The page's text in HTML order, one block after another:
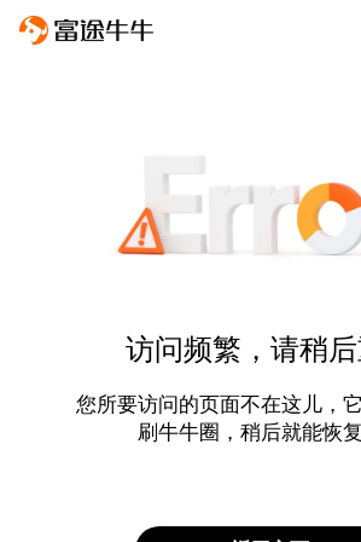
访问频繁，请稍
您所要访问的页面不在这儿，
刷牛牛圈，稍后就能恢